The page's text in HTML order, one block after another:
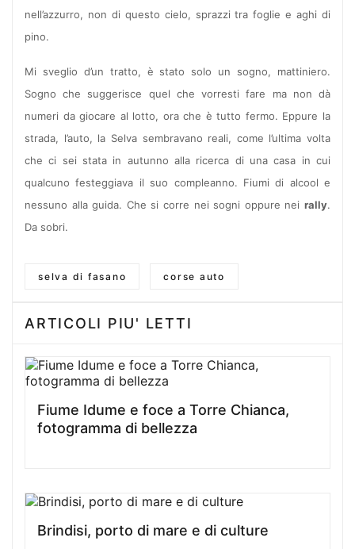
nell’azzurro, non di questo cielo, sprazzi tra foglie e aghi di
pino.
Mi sveglio d’un tratto, è stato solo un sogno, mattiniero.
Sogno che suggerisce quel che vorresti fare ma non dà
numeri da giocare al lotto, ora che è tutto fermo. Eppure la
strada, l’auto, la Selva sembravano reali, come l’ultima volta
che ci sei stata in autunno alla ricerca di una casa in cui
qualcuno festeggiava il suo compleanno. Fiumi di alcool e
nessuno alla guida. Che si corre nei sogni oppure nei rally.
Da sobri.
selva di fasano corse auto
ARTICOLI PIU' LETTI
Fiume Idume e foce a Torre Chianca,
fotogramma di bellezza
Brindisi, porto di mare e di culture